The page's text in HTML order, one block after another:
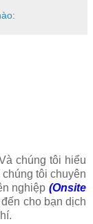
chúng tôi hiểu
tôi chuyên
nghiệp (Onsite
cho bạn dịch